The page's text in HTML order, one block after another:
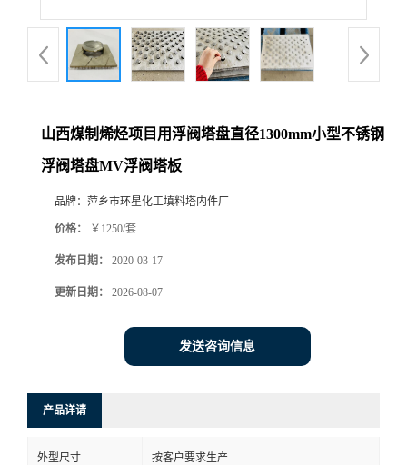
山西煤制烯烃项目用浮阀塔盘直径1300mm小型不锈钢
浮阀塔盘MV浮阀塔板
品牌： 萍乡市环星化工填料塔内件厂
价格： ￥1250/套
发布日期： 2020-03-17
更新日期： 2026-08-07
发送咨询信息
产品详请
外型尺寸 按客户要求生产